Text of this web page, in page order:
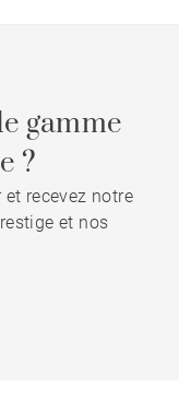
gamme
?
recevez notre
et nos